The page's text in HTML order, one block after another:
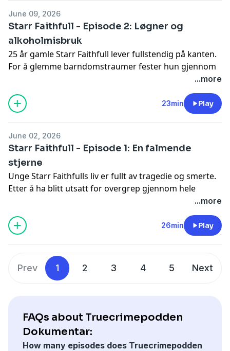
June 09, 2026
Starr Faithfull - Episode 2: Løgner og
alkoholmisbruk
25 år gamle Starr Faithfull lever fullstendig på kanten.
For å glemme barndomstraumer fester hun gjennom
natten og drikker umåtelige mengder alkohol. Hun
lyver til foreldrene om hvor hun skal, men når de
plutselig ikke hører noe fra henne på 24 timer
begynner de å bli bekymret. Hvor er det blitt av Starr?
...more
23min Play
June 02, 2026
Starr Faithfull - Episode 1: En falmende
stjerne
Unge Starr Faithfulls liv er fullt av tragedie og smerte.
Etter å ha blitt utsatt for overgrep gjennom hele
ungdomstiden håper hun å begynne på nytt, men
fortiden innhenter henne gang på gang. Når hun
dukker opp død på en strand i Long Beach, New York,
blir det opp til politiet å nøste opp i Starrs fortid.
...more
26min Play
Prev 1 2 3 4 5 Next
FAQs about Truecrimepodden
Dokumentar:
How many episodes does Truecrimepodden